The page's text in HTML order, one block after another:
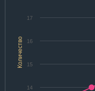
Количество
14
15
16
17